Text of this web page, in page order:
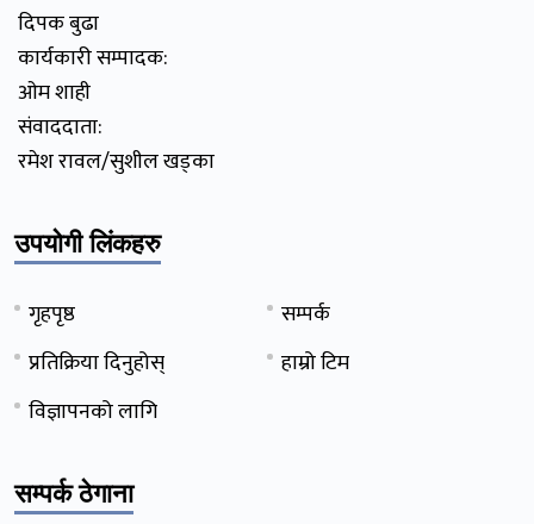
दिपक बुढा
कार्यकारी सम्पादक:
ओम शाही
संवाददाता:
रमेश रावल/सुशील खड्का
उपयोगी लिंकहरु
गृहपृष्ठ
सम्पर्क
प्रतिक्रिया दिनुहोस्
हाम्रो टिम
विज्ञापनको लागि
सम्पर्क ठेगाना